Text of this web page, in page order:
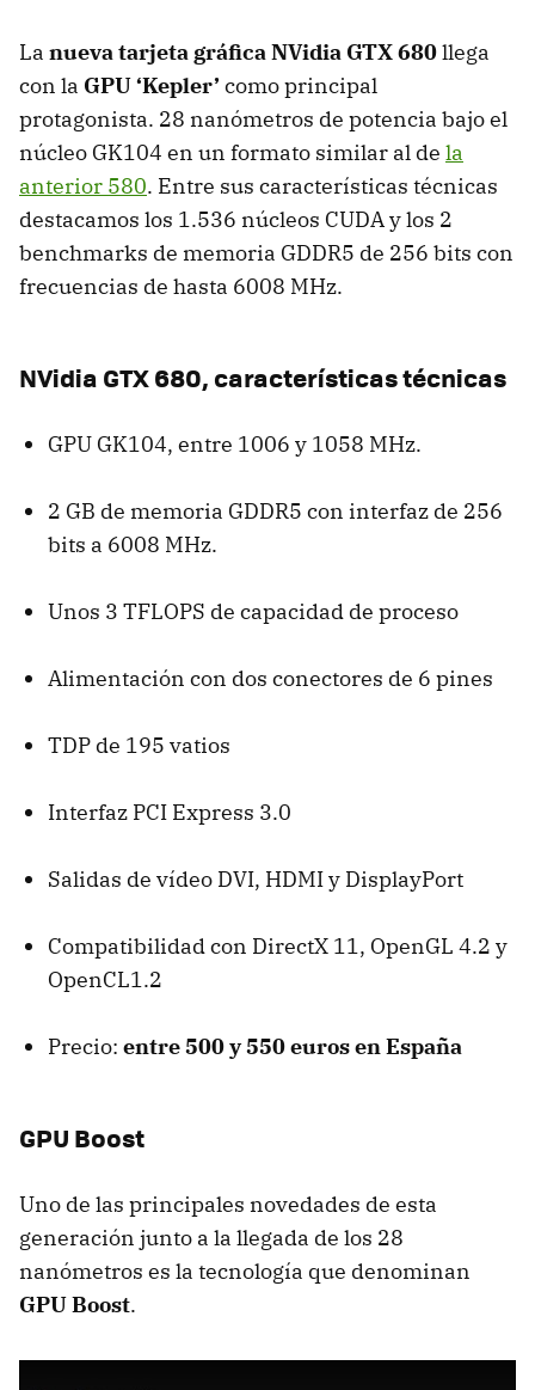
La nueva tarjeta gráfica NVidia GTX680llega
con la GPU‘Kepler’ como principal
protagonista. 28 nanómetros de potencia bajo el
núcleo GK104 en un formato similar al de la
anterior 580. Entre sus características técnicas
destacamos los 1.536 núcleos CUDAy los 2
benchmarks de memoria GDDR5 de 256 bits con
frecuencias de hasta 6008 MHz.
NVidiaGTX680, características técnicas
GPU GK104, entre 1006 y 1058 MHz.
2 GB de memoria GDDR5 con interfaz de 256
bits a 6008 MHz.
Unos 3 TFLOPS de capacidad de proceso
Alimentación con dos conectores de 6 pines
TDP de 195 vatios
Interfaz PCI Express 3.0
Salidas de vídeo DVI, HDMIy DisplayPort
Compatibilidad con DirectX 11, OpenGL 4.2 y
OpenCL1.2
Precio: entre 500 y 550 euros en España
GPUBoost
Uno de las principales novedades de esta
generación junto a la llegada de los 28
nanómetros es la tecnología que denominan
GPUBoost.